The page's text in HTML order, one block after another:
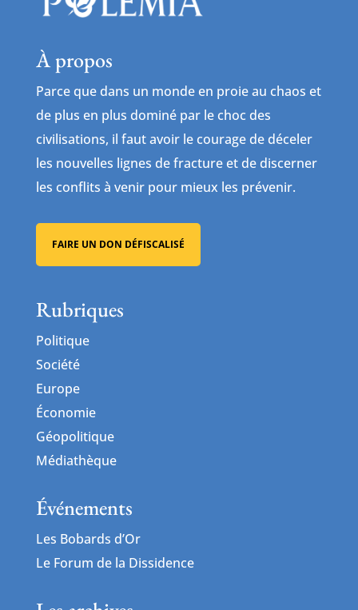
À propos
Parce que dans un monde en proie au chaos et
de plus en plus dominé par le choc des
civilisations, il faut avoir le courage de déceler
les nouvelles lignes de fracture et de discerner
les conflits à venir pour mieux les prévenir.
FAIRE UN DON DÉFISCALISÉ
Rubriques
Politique
Société
Europe
Économie
Géopolitique
Médiathèque
Événements
Les Bobards d’Or
Le Forum de la Dissidence